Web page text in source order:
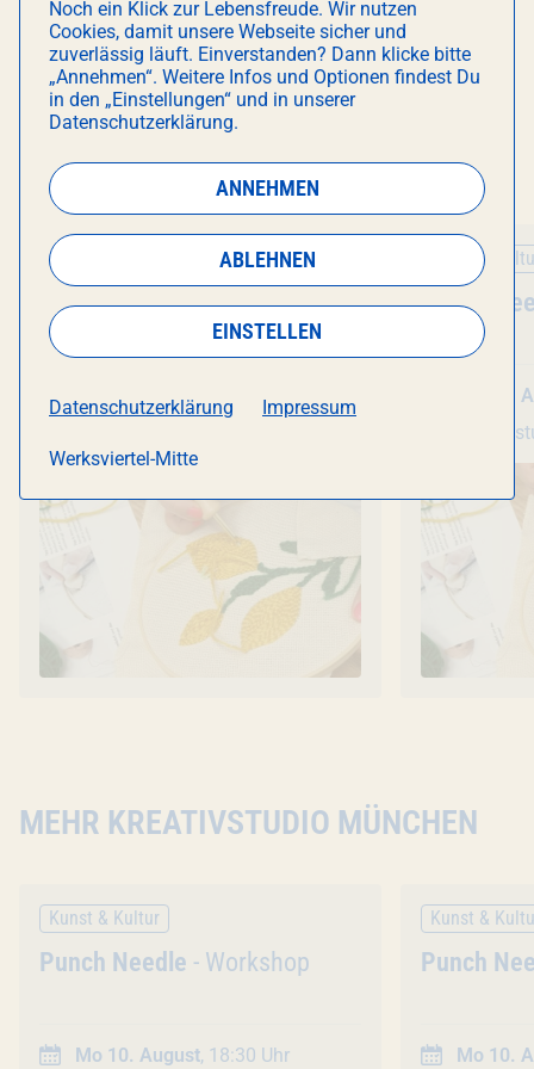
DAS KÖNNTE DICH AUCH
INTERESSIEREN
Kunst & Kultur
Veranstaltung
Punch Needle- Workshop
Mo 10. August
, 18:30 Uhr
Kunst &
Punch
Mo 10.
MEHR KREATIVSTUDIO MÜNCHEN
Kunst & Kultur
Veranstaltung
Punch Needle - Workshop
Mo 10. August, 18:30 Uhr
Kunst &
Punch
Mo 10.
Noch ein Klick zur Lebensfreude. Wir nutzen
Cookies, damit unsere Webseite sicher und
zuverlässig läuft. Einverstanden? Dann klicke bitte
„Annehmen“. Weitere Infos und Optionen findest Du
in den „Einstellungen“ und in unserer
Datenschutzerklärung.
ANNEHMEN
ABLEHNEN
EINSTELLEN
Datenschutzerklärung Impressum
Werksviertel-Mitte